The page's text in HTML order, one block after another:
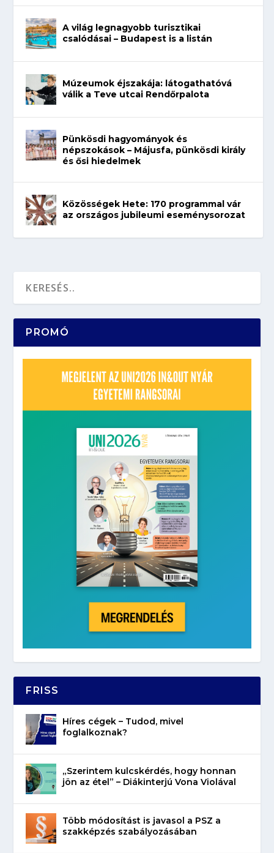
A világ legnagyobb turisztikai
csalódásai – Budapest is a listán
Múzeumok éjszakája: látogathatóvá
válik a Teve utcai Rendőrpalota
Pünkösdi hagyományok és
népszokások – Májusfa, pünkösdi király
és ősi hiedelmek
Közösségek Hete: 170 programmal vár
az országos jubileumi eseménysorozat
PROMÓ
FRISS
Híres cégek – Tudod, mivel
foglalkoznak?
„Szerintem kulcskérdés, hogy honnan
jön az étel” – Diákinterjú Vona Violával
Több módosítást is javasol a PSZ a
szakképzés szabályozásában